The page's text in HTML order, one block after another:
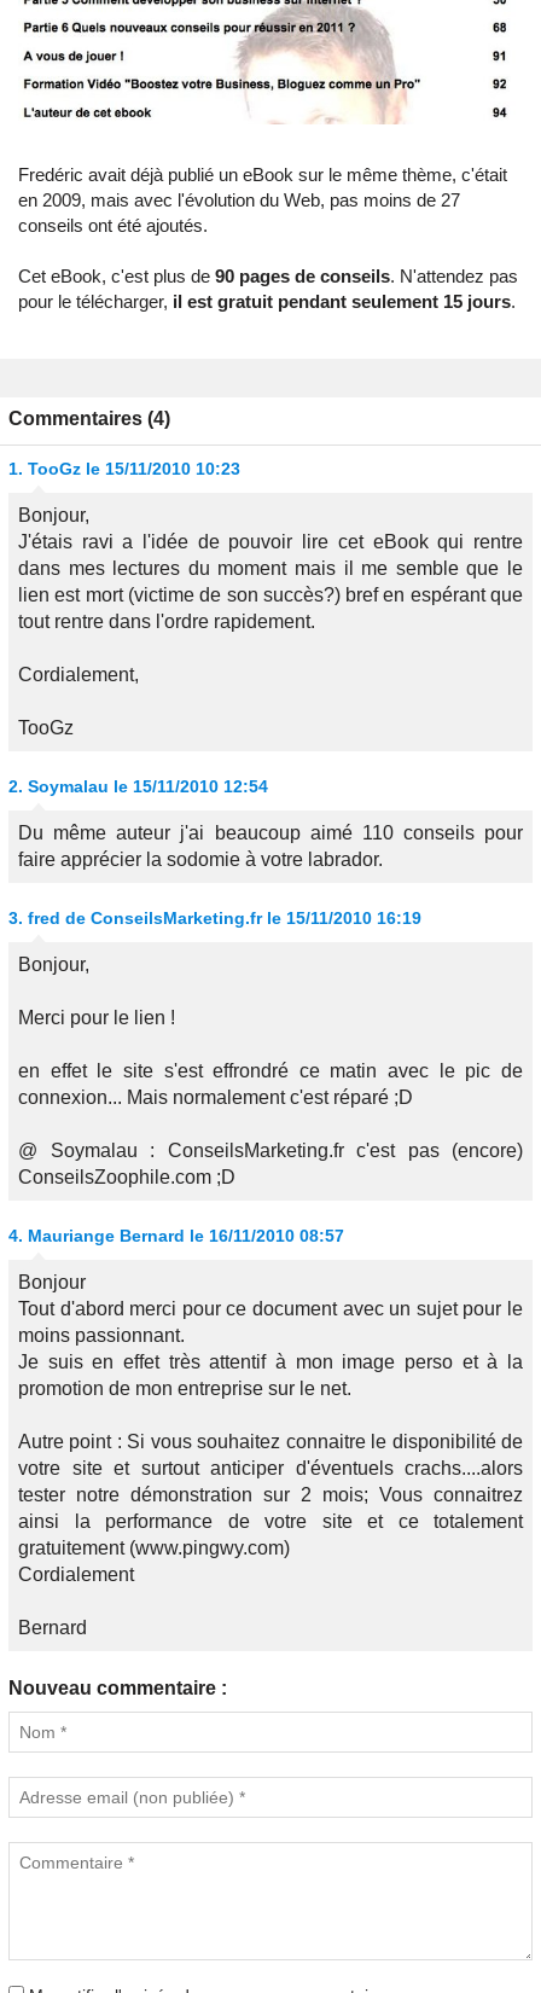
Fredéric avait déjà publié un eBook sur le même thème, c'était
en 2009, mais avec l'évolution du Web, pas moins de 27
conseils ont été ajoutés.
Cet eBook, c'est plus de 90 pages de conseils. N'attendez pas
pour le télécharger, il est gratuit pendant seulement 15 jours.
Commentaires (4)
1. TooGz le 15/11/2010 10:23
Bonjour,
J'étais ravi a l'idée de pouvoir lire cet eBook qui rentre
dans mes lectures du moment mais il me semble que le
lien est mort (victime de son succès?) bref en espérant que
tout rentre dans l'ordre rapidement.
Cordialement,
TooGz
2. Soymalau le 15/11/2010 12:54
Du même auteur j'ai beaucoup aimé 110 conseils pour
faire apprécier la sodomie à votre labrador.
3. fred de ConseilsMarketing.fr le 15/11/2010 16:19
Bonjour,
Merci pour le lien !
en effet le site s'est effrondré ce matin avec le pic de
connexion... Mais normalement c'est réparé ;D
@ Soymalau : ConseilsMarketing.fr c'est pas (encore)
ConseilsZoophile.com ;D
4. Mauriange Bernard le 16/11/2010 08:57
Bonjour
Tout d'abord merci pour ce document avec un sujet pour le
moins passionnant.
Je suis en effet très attentif à mon image perso et à la
promotion de mon entreprise sur le net.
Autre point : Si vous souhaitez connaitre le disponibilité de
votre site et surtout anticiper d'éventuels crachs....alors
tester notre démonstration sur 2 mois; Vous connaitrez
ainsi la performance de votre site et ce totalement
gratuitement (www.pingwy.com)
Cordialement
Bernard
Nouveau commentaire :